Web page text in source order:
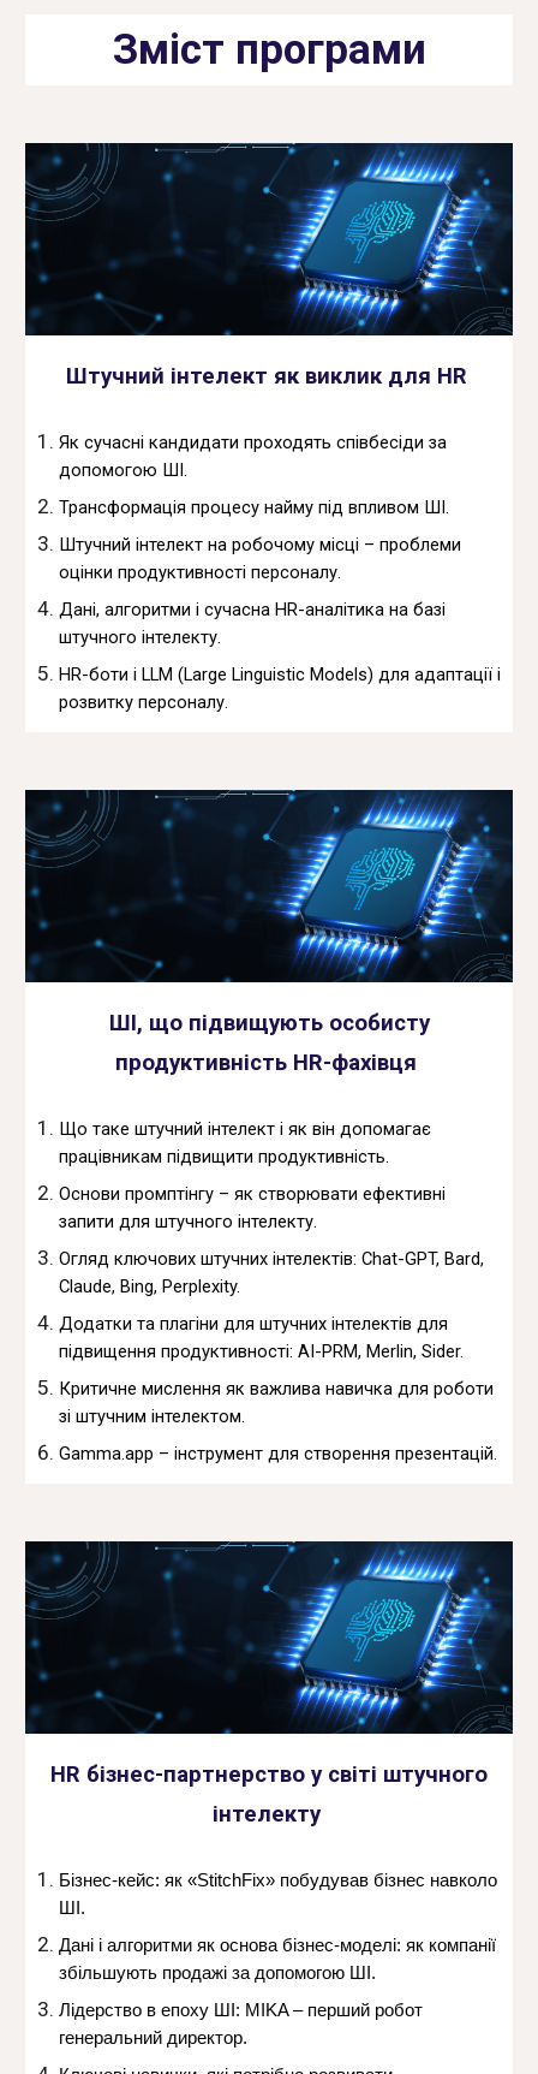
Зміст програми
Штучний інтелект як виклик для HR
Як сучасні кандидати проходять співбесіди за
допомогою ШІ.
Трансформація процесу найму під впливом ШІ.
Штучний інтелект на робочому місці – проблеми
оцінки продуктивності персоналу.
Дані, алгоритми і сучасна HR-аналітика на базі
штучного інтелекту.
HR-боти і LLM (Large Linguistic Models) для адаптації і
розвитку персоналу.
ШІ, що підвищують особисту
продуктивність HR-фахівця
Що таке штучний інтелект і як він допомагає
працівникам підвищити продуктивність.
Основи промптінгу – як створювати ефективні
запити для штучного інтелекту.
Огляд ключових штучних інтелектів: Chat-GPT, Bard,
Claude, Bing, Perplexity.
Додатки та плагіни для штучних інтелектів для
підвищення продуктивності: AI-PRM, Merlin, Sider.
Критичне мислення як важлива навичка для роботи
зі штучним інтелектом.
Gamma.app – інструмент для створення презентацій.
HR бізнес-партнерство у світі штучного
інтелекту
Бізнес-кейс: як «StitchFix» побудував бізнес навколо
ШІ.
Дані і алгоритми як основа бізнес-моделі: як компанії
збільшують продажі за допомогою ШІ.
Лідерство в епоху ШІ: MIKA – перший робот
генеральний директор.